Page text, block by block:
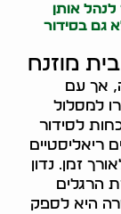
אותן
גם בסידור
מוזנח
אך עם
למסלול
לסידור
ריאליסטיים
זמן. נדון
הרגלים
היא לספק